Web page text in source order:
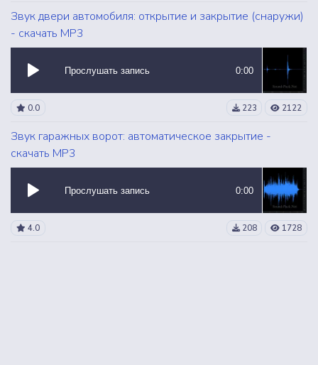
Звук двери автомобиля: открытие и закрытие (снаружи)
- скачать MP3
Прослушать запись 0:00
0.0 223 2122
Звук гаражных ворот: автоматическое закрытие -
скачать MP3
Прослушать запись 0:00
4.0 208 1728